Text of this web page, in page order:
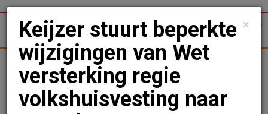
Woningmarkt
Keijzer stuurt beperkte
×
Keijzer stuurt beperkte
wijzigingen van Wet
versterking regie
volkshuisvesting naar